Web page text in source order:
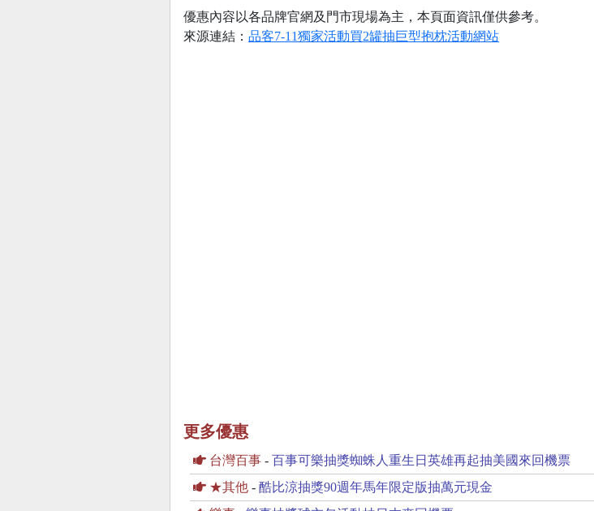
優惠內容以各品牌官網及門市現場為主，本頁面資訊僅供參考。
來源連結： 品客7-11獨家活動買2罐抽巨型抱枕活動網站
更多優惠
台灣百事 - 百事可樂抽獎蜘蛛人重生日英雄再起抽美國來回機票
★其他 - 酷比涼抽獎90週年馬年限定版抽萬元現金